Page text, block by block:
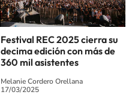
Festival REC 2025 cierra su
decima edición con más de
360 mil asistentes
Melanie Cordero Orellana
17/03/2025